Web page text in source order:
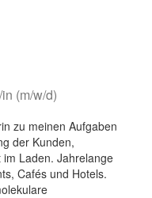
(m/w/d)
zu meinen Aufgaben
der Kunden,
Laden. Jahrelange
Cafés und Hotels.